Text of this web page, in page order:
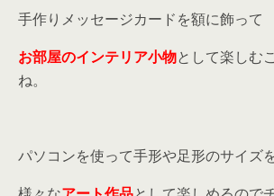
手作りメッセージカードを額に飾って
お部屋のインテリア小物として楽しむ
ね。
パソコンを使って手形や足形のサイズ